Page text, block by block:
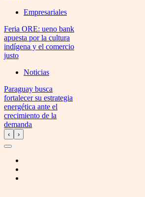
Empresariales
Feria ORE: ueno bank
apuesta por la cultura
indígena y el comercio
justo
Noticias
Paraguay busca
fortalecer su estrategia
energética ante el
crecimiento de la
demanda
‹ ›